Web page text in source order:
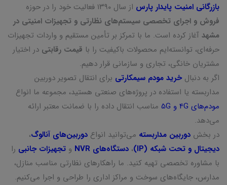
بازرگانی امنیت پایدار پارس از سال ۱۳۹۰ فعالیت خود را در حوزه
فروش و اجرای تخصصی سیستم‌های نظارتی و تجهیزات امنیتی در
مشهد آغاز کرده است. ما با تمرکز بر تأمین مستقیم و واردات تجهیزات
حرفه‌ای، توانسته‌ایم محصولات باکیفیت را با قیمت رقابتی در اختیار
مشتریان خانگی، تجاری و سازمانی قرار دهیم.
اگر به دنبالخرید مودم سیمکارتی برای انتقال تصویر دوربین
مداربسته یا استفاده در پروژه‌های صنعتی هستید، مجموعه ما انواع
مودم‌های 4G و 5G
مناسب انتقال داده را با ضمانت معتبر ارائه
می‌دهد.
در بخش دوربین مداربسته می‌توانید انواع دوربین‌های آنالوگ،
دیجیتال و تحت شبکه (IP)
، دستگاه‌های NVR و تجهیزات جانبی را
با مشاوره تخصصی تهیه کنید. ما راهکارهای نظارتی مناسب منازل،
مدارس، جایگاه‌های سوخت و مراکز اداری را طراحی و اجرا می‌کنیم.